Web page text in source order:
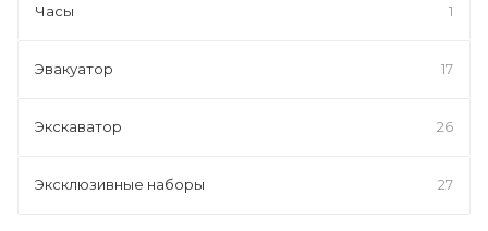
Часы 1
Эвакуатор 17
Экскаватор 26
Эксклюзивные наборы 27